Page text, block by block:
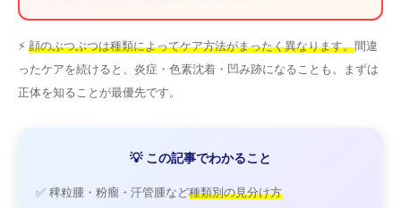
⚡ 顔のぶつぶつは種類によってケア方法がまったく異なります。間違
ったケアを続けると、炎症・色素沈着・凹み跡になることも。まずは
正体を知ることが最優先です。
💡 この記事でわかること
✅ 稗粒腫・粉瘤・汗管腫など種類別の見分け方